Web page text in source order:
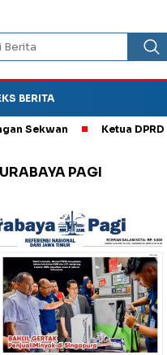
BERITA
Sekwan Ketua DPRD
PAGI